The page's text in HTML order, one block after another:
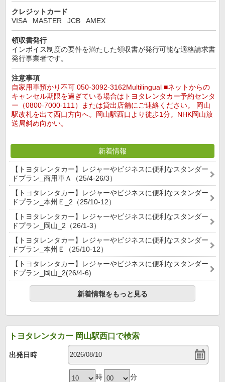
クレジットカード
VISA
MASTER JCB AMEX
領収書発行
インボイス制度の要件を満たした領収書が発行可能な適格請求書
発行事業者です。
注意事項
自家用車預かり不可 050-3092-3162Multilingual ■ネットからの
キャンセル期限を過ぎている場合はトヨタレンタカー予約センタ
ー（0800-7000-111）または貸出店舗にご連絡ください。 岡山
駅改札を出て西口方向へ。岡山駅西口より徒歩1分。NHK岡山放
送局斜め向かい。
新着情報
【トヨタレンタカー】レジャーやビジネスに便利なスタンダー
ドプラン_商用車Ａ（25/4-26/3）
【トヨタレンタカー】レジャーやビジネスに便利なスタンダー
ドプラン_本州Ｅ_2（25/10-12）
【トヨタレンタカー】レジャーやビジネスに便利なスタンダー
ドプラン_岡山_2（26/1-3）
【トヨタレンタカー】レジャーやビジネスに便利なスタンダー
ドプラン_本州Ｅ（25/10-12）
【トヨタレンタカー】レジャーやビジネスに便利なスタンダー
ドプラン_岡山_2(26/4-6)
新着情報をもっと見る
トヨタレンタカー 岡山駅西口で検索
出発日時
時 分